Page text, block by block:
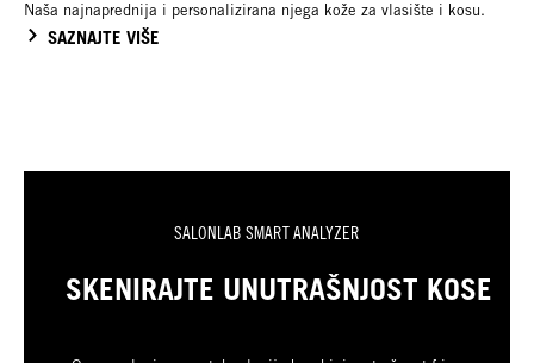
Naša najnaprednija i personalizirana njega kože za vlasište i kosu.
SAZNAJTE VIŠE
SALONLAB SMART ANALYZER
SKENIRAJTE UNUTRAŠNJOST KOSE